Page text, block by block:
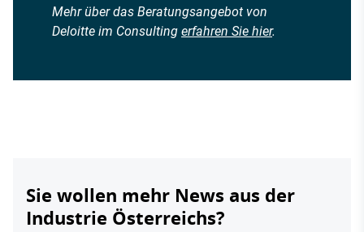
Mehr über das Beratungsangebot von
Deloitte im Consulting erfahren Sie hier.
Sie wollen mehr News aus der
Industrie Österreichs?